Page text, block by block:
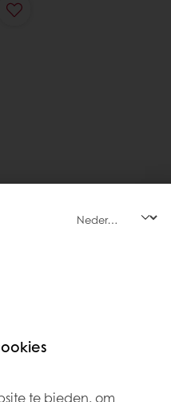
te bieden, om